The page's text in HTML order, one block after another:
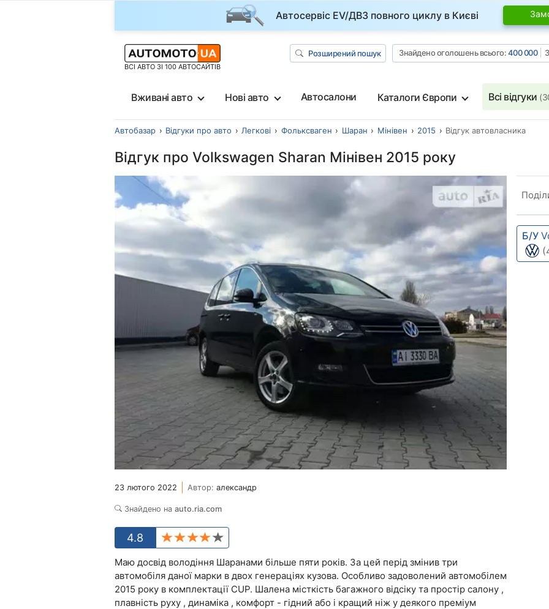
Автосервіс EV/ДВЗ повного циклу в Києві
ВСІ АВТО ЗІ 100 АВТОСАЙТІВ
Розширений пошук Знайдено оголошень всього:400 000
Вживані авто Нові авто Автосалони Каталоги Європи Всі відгуки
Автобазар Відгуки про авто Легкові Фольксваген Шаран Мінівен 2015 Відгук автовласника
Відгук про Volkswagen Sharan Мінівен 2015 року
23 лютого 2022 Автор: александр
Знайдено на auto.ria.com
4.8
Маю досвід володіння Шаранами більше пяти років. За цей перід змінив три
автомобіля даної марки в двох генераціях кузова. Особливо задоволений автомобілем
2015 року в комплектації CUP. Шалена місткість багажного відсіку та простір салону ,
плавність руху , динаміка , комфорт - гідний або і кращий ніж у деякого преміум
Б/У